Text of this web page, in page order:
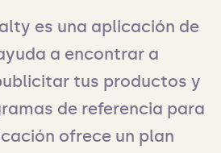
es una aplicación de
a encontrar a
tus productos y
de referencia para
ofrece un plan